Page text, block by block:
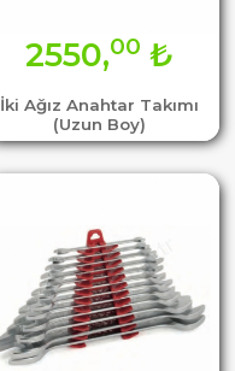
İki Ağız Anahtar Takımı
(Uzun Boy)
2550,00 ₺